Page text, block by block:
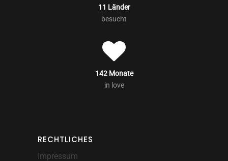
11 Länder
besucht
142 Monate
in love
RECHTLICHES
Impressum